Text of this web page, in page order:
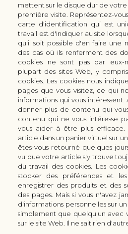
30 rue Colbert - 51100 REIMS -
+33 (0) 3 51 42 66 63
Boutique
LES GAMMES DE COUTEAUX
LES ACCESSOIRES DE
CUTTERS & CISEAUX KAI
LES SERVICES/PRESTATIONS
Bon à savoir
Manuel d'aiguisage & entretien
Histoire du couteau japonais
Forme de lame
FAQ
Infos légales
Conditions Générales de Vente
mettent sur le disque dur de
première visite. Représentez-
carte d'identification qui est
travail est d'indiquer au site
qu'il soit possible d'en faire une
des cas où ils renferment des
cookies ne sont pas par eux-
plupart des sites Web, y
cookies. Les cookies nous
pages que vous visitez, ce qui
informations qui vous intéressent.
donner plus de contenu qui
contenu qui ne vous intéresse
vous aider à être plus efficace.
article dans un panier virtuel sur
êtes-vous retourné quelques
vu que votre article s'y trouve
du travail des cookies. Les
stocker des préférences et les
enregistrer des produits et des
des pages. Mais si vous n'avez
d'informations personnelles sur
simplement que quelqu'un avec
sur le site Web. Il ne sait rien